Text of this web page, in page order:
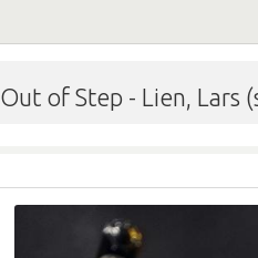
Out of Step - Lien, Lars